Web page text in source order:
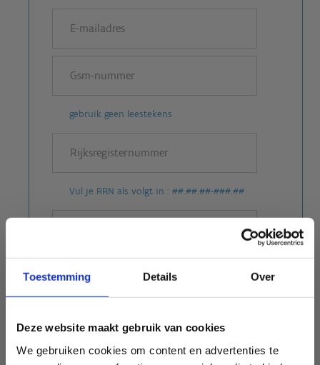
Toestemming Details Over
Deze website maakt gebruik van cookies
We gebruiken cookies om content en advertenties te
gebruik geen leestekens
Vul je RRN als volgt in : ##.##.##-###.##